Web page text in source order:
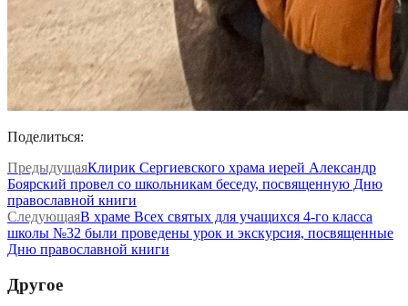
Поделиться:
ПредыдущаяКлирик Сергиевского храма иерей Александр
Боярский провел со школьникам беседу, посвященную Дню
православной книги
СледующаяВ храме Всех святых для учащихся 4-го класса
школы №32 были проведены урок и экскурсия, посвященные
Дню православной книги
Другое